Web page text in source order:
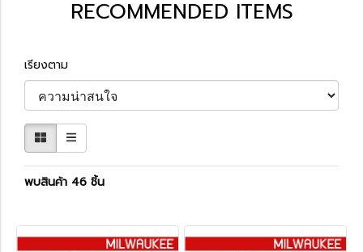
RECOMMENDED ITEMS
เรียงตาม
พบสินค้า 46 ชิ้น